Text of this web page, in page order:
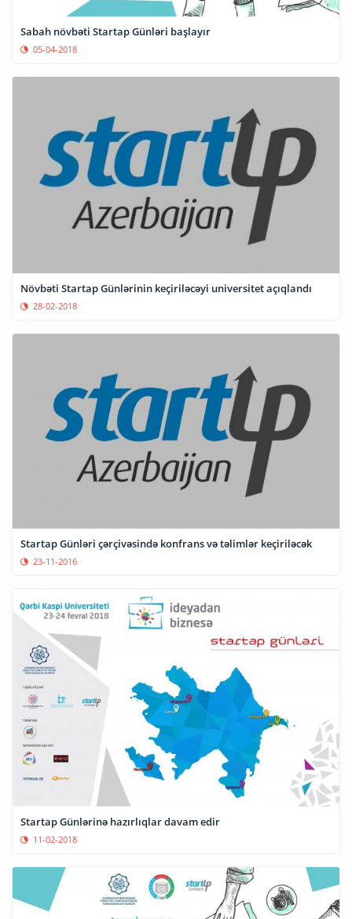
Sabah növbəti Startap Günləri başlayır
05-04-2018
Növbəti Startap Günlərinin keçiriləcəyi universitet açıqlandı
28-02-2018
Startap Günləri çərçivəsində konfrans və təlimlər keçiriləcək
23-11-2016
Startap Günlərinə hazırlıqlar davam edir
11-02-2018